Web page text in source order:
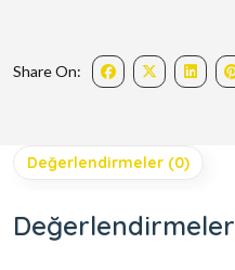
Share On:
Değerlendirmeler (0)
Değerlendirmeler